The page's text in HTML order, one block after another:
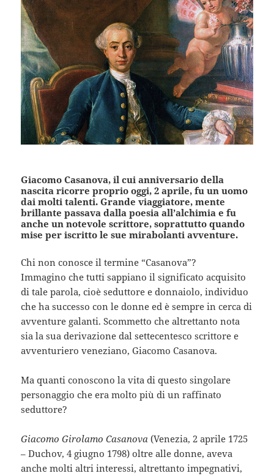
Giacomo Casanova, il cui anniversario della
nascita ricorre proprio oggi, 2 aprile, fu un uomo
dai molti talenti. Grande viaggiatore, mente
brillante passava dalla poesia all’alchimia e fu
anche un notevole scrittore, soprattutto quando
mise per iscritto le sue mirabolanti avventure.
Chi non conosce il termine “Casanova”?
Immagino che tutti sappiano il significato acquisito
di tale parola, cioè seduttore e donnaiolo, individuo
che ha successo con le donne ed è sempre in cerca di
avventure galanti. Scommetto che altrettanto nota
sia la sua derivazione dal settecentesco scrittore e
avventuriero veneziano, Giacomo Casanova.
Ma quanti conoscono la vita di questo singolare
personaggio che era molto più di un raffinato
seduttore?
Giacomo Girolamo Casanova (Venezia, 2 aprile 1725
– Duchov, 4 giugno 1798) oltre alle donne, aveva
anche molti altri interessi, altrettanto impegnativi,